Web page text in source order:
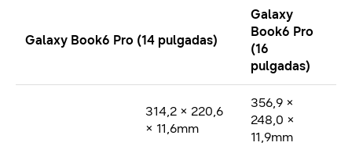
Galaxy Book6 Pro (14 pulgadas)
Galaxy
Book6 Pro
(16
pulgadas)
314,2 × 220,6
× 11,6mm
356,9 ×
248,0 ×
11,9mm